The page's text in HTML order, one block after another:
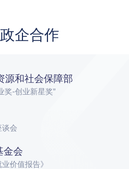
企合作
源和社会保障部
奖-创业新星奖”
谈会
金会
价值报告》